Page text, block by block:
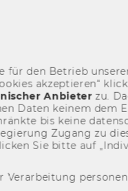
für den Be­trieb
ak­zep­tie­ren“
An­bie­terzu.
Daten kei­nem dem
bis keine
Zu­gang zu
Sie bitte auf
Verarbeitung